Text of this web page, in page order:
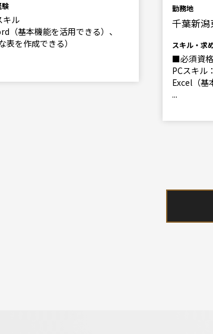
験
キル
（基本機能を活用できる）、
表を作成できる）
勤務地
千葉新潟
スキル・求
■必須資
PCスキル
Excel（基
...